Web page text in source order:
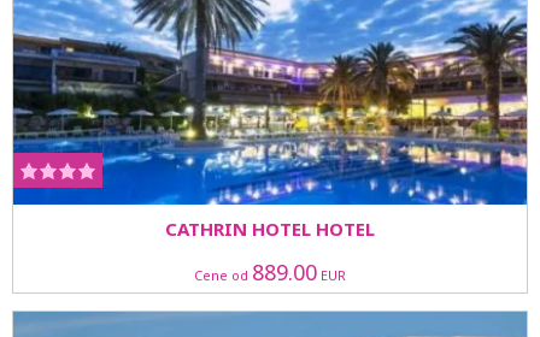
CATHRIN HOTEL HOTEL
Cene od 889.00 EUR